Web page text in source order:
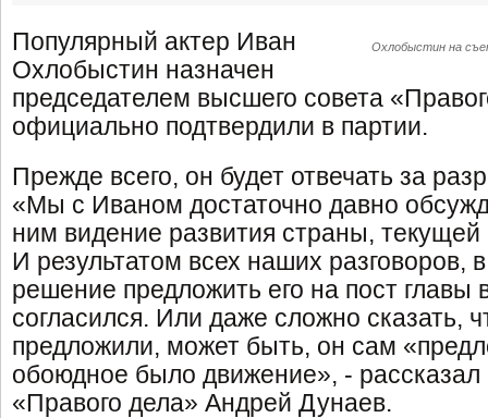
Охлобыстин на
Популярный актер Иван
Охлобыстин назначен
председателем высшего совета
официально подтвердили в партии.
Прежде всего, он будет отвечать за
«Мы с Иваном достаточно давно
ним видение развития страны, текущей
И результатом всех наших разговоров,
решение предложить его на пост главы
согласился. Или даже сложно сказать,
предложили, может быть, он сам
обоюдное было движение», - рассказал
«Правого дела» Андрей Дунаев.